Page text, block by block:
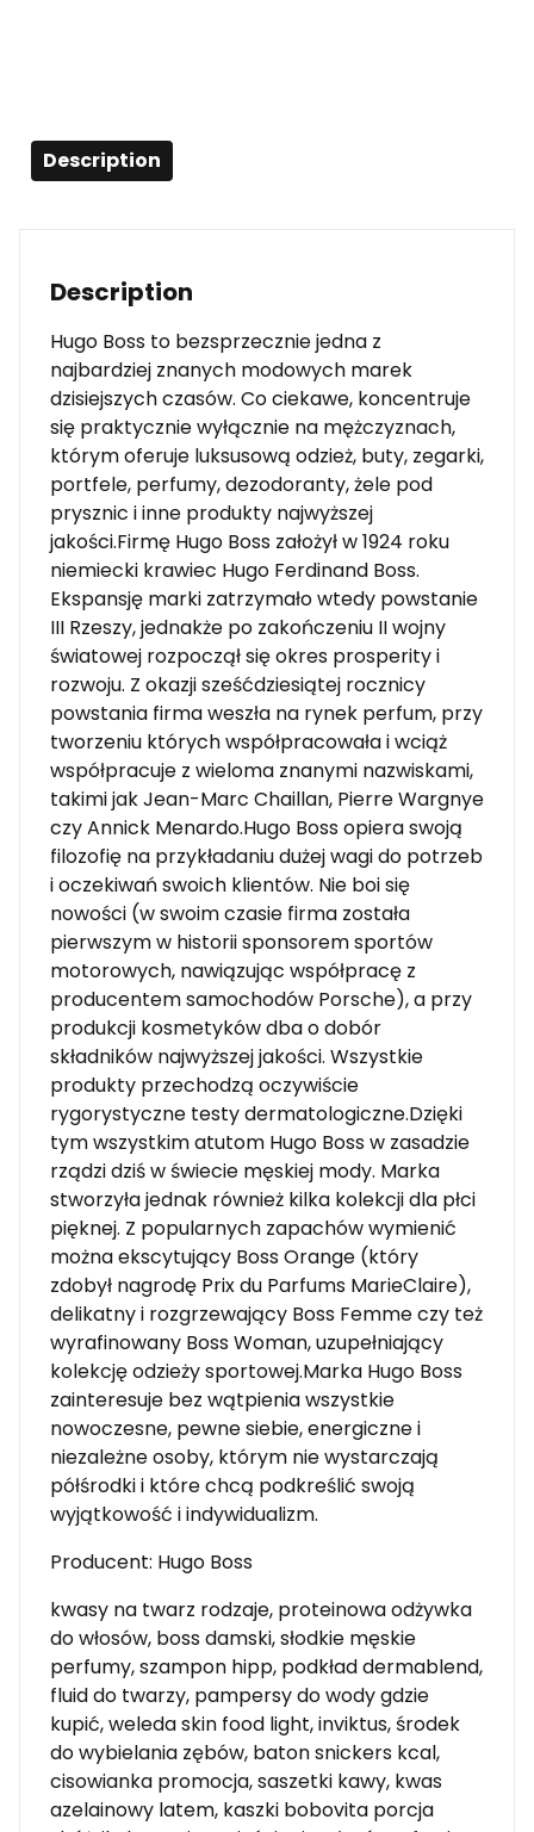
Description
Description
Hugo Boss to bezsprzecznie jedna z
najbardziej znanych modowych marek
dzisiejszych czasów. Co ciekawe, koncentruje
się praktycznie wyłącznie na mężczyznach,
którym oferuje luksusową odzież, buty, zegarki,
portfele, perfumy, dezodoranty, żele pod
prysznic i inne produkty najwyższej
jakości.Firmę Hugo Boss założył w 1924 roku
niemiecki krawiec Hugo Ferdinand Boss.
Ekspansję marki zatrzymało wtedy powstanie
III Rzeszy, jednakże po zakończeniu II wojny
światowej rozpoczął się okres prosperity i
rozwoju. Z okazji sześćdziesiątej rocznicy
powstania firma weszła na rynek perfum, przy
tworzeniu których współpracowała i wciąż
współpracuje z wieloma znanymi nazwiskami,
takimi jak Jean-Marc Chaillan, Pierre Wargnye
czy Annick Menardo.Hugo Boss opiera swoją
filozofię na przykładaniu dużej wagi do potrzeb
i oczekiwań swoich klientów. Nie boi się
nowości (w swoim czasie firma została
pierwszym w historii sponsorem sportów
motorowych, nawiązując współpracę z
producentem samochodów Porsche), a przy
produkcji kosmetyków dba o dobór
składników najwyższej jakości. Wszystkie
produkty przechodzą oczywiście
rygorystyczne testy dermatologiczne.Dzięki
tym wszystkim atutom Hugo Boss w zasadzie
rządzi dziś w świecie męskiej mody. Marka
stworzyła jednak również kilka kolekcji dla płci
pięknej. Z popularnych zapachów wymienić
można ekscytujący Boss Orange (który
zdobył nagrodę Prix du Parfums MarieClaire),
delikatny i rozgrzewający Boss Femme czy też
wyrafinowany Boss Woman, uzupełniający
kolekcję odzieży sportowej.Marka Hugo Boss
zainteresuje bez wątpienia wszystkie
nowoczesne, pewne siebie, energiczne i
niezależne osoby, którym nie wystarczają
półśrodki i które chcą podkreślić swoją
wyjątkowość i indywidualizm.
Producent: Hugo Boss
kwasy na twarz rodzaje, proteinowa odżywka
do włosów, boss damski, słodkie męskie
perfumy, szampon hipp, podkład dermablend,
fluid do twarzy, pampersy do wody gdzie
kupić, weleda skin food light, inviktus, środek
do wybielania zębów, baton snickers kcal,
cisowianka promocja, saszetki kawy, kwas
azelainowy latem, kaszki bobovita porcja